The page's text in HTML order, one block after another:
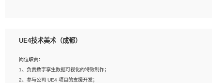
2、熟练掌握 Unity3D 程序开发，精通 C# 语言开发；
4、有良好的沟通能力和团队合作意识；
5、开发过 HoloLens 程序者优先。
UE4技术美术（成都）
岗位职责：
1、负责数字孪生数据可视化的特效制作；
2、参与公司 UE4 项目的支援开发；